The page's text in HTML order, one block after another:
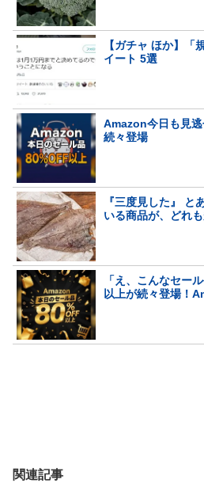
【ガチャ ほか】「
イート 5選
Amazon今日も見
続々登場
『三度見した』 と
いる商品が、どれ
「え、こんなセー
以上が続々登場！
関連記事